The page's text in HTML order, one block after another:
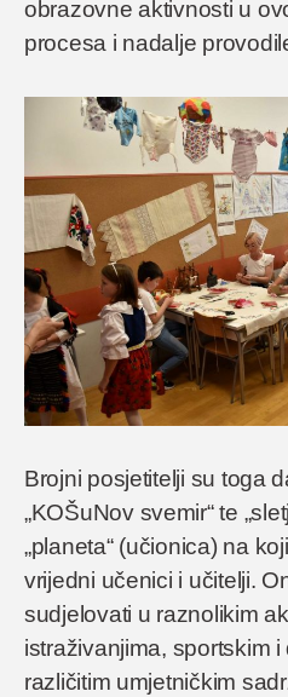
obrazovne aktivnosti u
procesa i nadalje
Brojni posjetitelji su toga
„KOŠuNov svemir“ te
„planeta“ (učionica) na
vrijedni učenici i učitelji.
sudjelovati u raznolikim
istraživanjima, sportskim
različitim umjetničkim